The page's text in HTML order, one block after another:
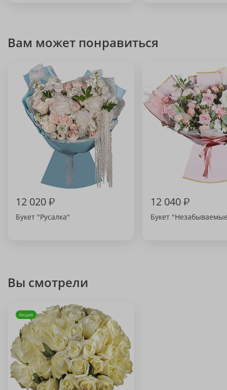
Вам может понравиться
12 020₽
Букет "Русалка"
12 040₽
Букет
Вы смотрели
Акция